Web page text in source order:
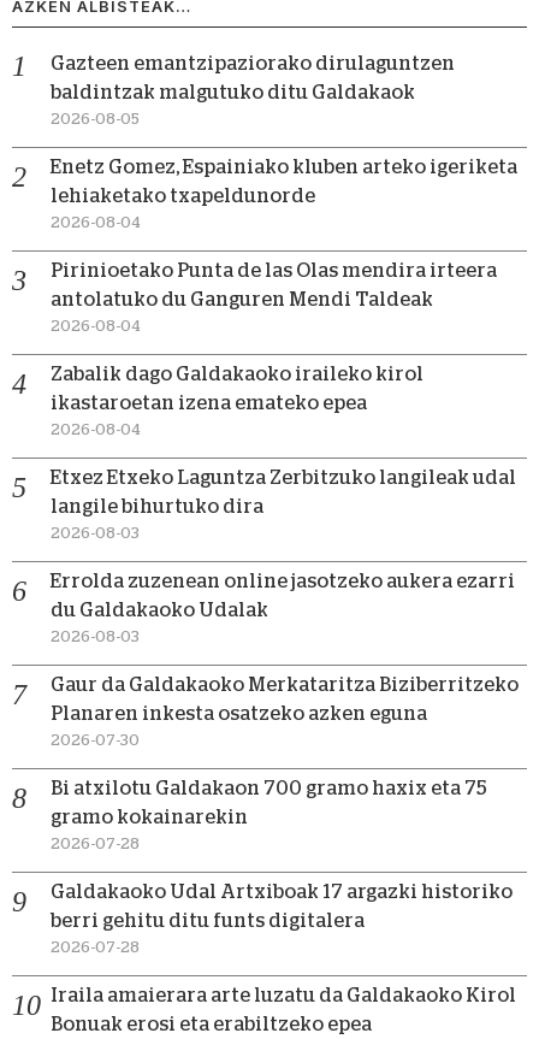
AZKEN ALBISTEAK…
Gazteen emantzipaziorako dirulaguntzen
baldintzak malgutuko ditu Galdakaok
2026-08-05
Enetz Gomez, Espainiako kluben arteko igeriketa
lehiaketako txapeldunorde
2026-08-04
Pirinioetako Punta de las Olas mendira irteera
antolatuko du Ganguren Mendi Taldeak
2026-08-04
Zabalik dago Galdakaoko iraileko kirol
ikastaroetan izena emateko epea
2026-08-04
Etxez Etxeko Laguntza Zerbitzuko langileak udal
langile bihurtuko dira
2026-08-03
Errolda zuzenean online jasotzeko aukera ezarri
du Galdakaoko Udalak
2026-08-03
Gaur da Galdakaoko Merkataritza Biziberritzeko
Planaren inkesta osatzeko azken eguna
2026-07-30
Bi atxilotu Galdakaon 700 gramo haxix eta 75
gramo kokainarekin
2026-07-28
Galdakaoko Udal Artxiboak 17 argazki historiko
berri gehitu ditu funts digitalera
2026-07-28
Iraila amaierara arte luzatu da Galdakaoko Kirol
Bonuak erosi eta erabiltzeko epea